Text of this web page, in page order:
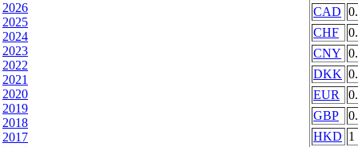
2026
2025
2024
2023
2022
2021
2020
2019
2018
2017
CAD
CHF
CNY
DKK
EUR
GBP
HKD 1